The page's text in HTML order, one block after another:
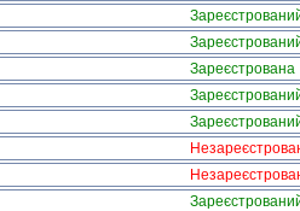
Зареєстрована